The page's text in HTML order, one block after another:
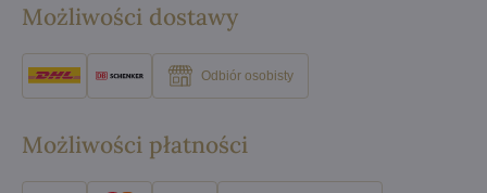
Możliwości dostawy
Odbiór osobisty
Możliwości płatności